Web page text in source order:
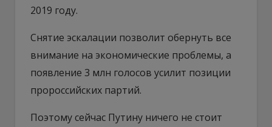
2019 году.
Снятие эскалации позволит обернуть все
внимание на экономические проблемы, а
появление 3 млн голосов усилит позиции
пророссийских партий.
Поэтому сейчас Путину ничего не стоит